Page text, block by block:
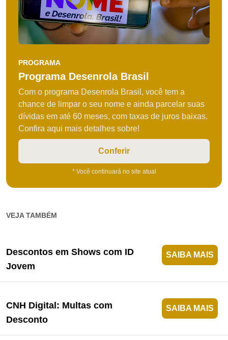
PROGRAMA
Programa Desenrola Brasil
Com o programa Desenrola Brasil, você tem a
chance de limpar o seu nome e ainda parcelar suas
dívidas em até 60 meses, com taxas de juros baixas.
Confira aqui mais detalhes sobre!
Conferir
* Você continuará no site atual
VEJA TAMBÉM
Descontos em Shows com ID
Jovem
SAIBA MAIS
CNH Digital: Multas com
Desconto
SAIBA MAIS